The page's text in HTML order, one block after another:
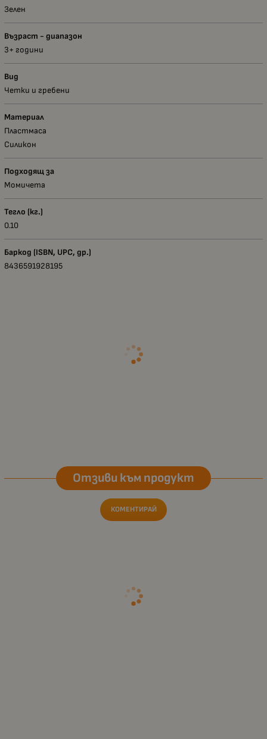
Зелен
Възраст - диапазон
3+ години
Вид
Четки и гребени
Материал
Пластмаса
Силикон
Подходящ за
Момичета
Тегло (кг.)
0.10
Баркод (ISBN, UPC, др.)
8436591928195
Отзиви към продукт
КОМЕНТИРАЙ